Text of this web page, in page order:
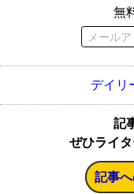
無
デイ
記
ぜひライ
記事